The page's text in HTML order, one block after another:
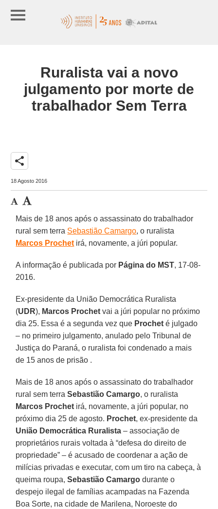
Ruralista vai a novo
julgamento por morte de
trabalhador Sem Terra
share
18 Agosto 2016
Mais de 18 anos após o assassinato do trabalhador
rural sem terra Sebastião Camargo, o ruralista
Marcos Prochet irá, novamente, a júri popular.
A informação é publicada por Página do MST, 17-08-
2016.
Ex-presidente da União Democrática Ruralista
(UDR), Marcos Prochet vai a júri popular no próximo
dia 25. Essa é a segunda vez que Prochet é julgado
– no primeiro julgamento, anulado pelo Tribunal de
Justiça do Paraná, o ruralista foi condenado a mais
de 15 anos de prisão .
Mais de 18 anos após o assassinato do trabalhador
rural sem terraSebastião Camargo, o ruralista
Marcos Prochet irá, novamente, a júri popular, no
próximo dia 25 de agosto. Prochet, ex-presidente da
União Democrática Ruralista – associação de
proprietários rurais voltada à “defesa do direito de
propriedade” – é acusado de coordenar a ação de
milícias privadas e executar, com um tiro na cabeça, à
queima roupa,Sebastião Camargo durante o
despejo ilegal de famílias acampadas na Fazenda
Boa Sorte, na cidade de Marilena, Noroeste do